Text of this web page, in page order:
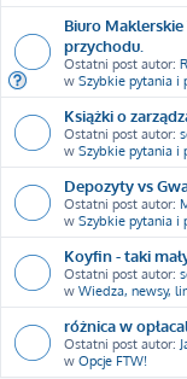
Biuro Maklerskie
przychodu.
Ostatni post autor:
w Szybkie pytania i
Książki o
Ostatni post autor:
w Szybkie pytania i
Depozyty vs
Ostatni post autor:
w Szybkie pytania i
Koyfin - taki
Ostatni post autor:
w Wiedza, newsy,
różnica w
Ostatni post autor:
w Opcje FTW!